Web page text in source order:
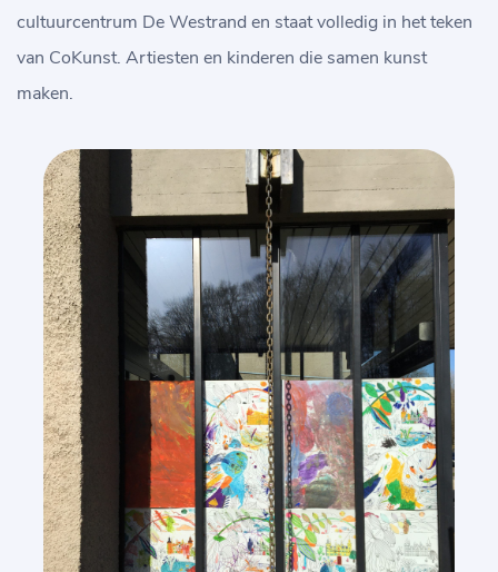
cultuurcentrum De Westrand en staat volledig in het teken
van CoKunst. Artiesten en kinderen die samen kunst
maken.